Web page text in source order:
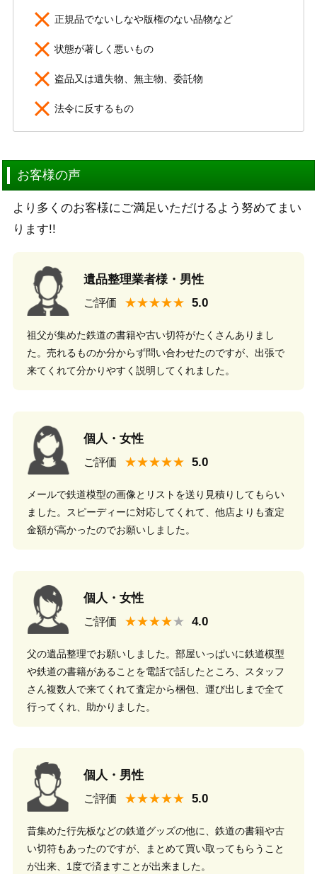
正規品でないしなや版権のない品物など
状態が著しく悪いもの
盗品又は遺失物、無主物、委託物
法令に反するもの
お客様の声
より多くのお客様にご満足いただけるよう努めてまい
ります!!
遺品整理業者様・男性
ご評価 ★★★★★
祖父が集めた鉄道の書籍や古い切符がたくさんありまし
た。売れるものか分からず問い合わせたのですが、出張で
来てくれて分かりやすく説明してくれました。
個人・女性
ご評価 ★★★★★
メールで鉄道模型の画像とリストを送り見積りしてもらい
ました。スピーディーに対応してくれて、他店よりも査定
金額が高かったのでお願いしました。
個人・女性
ご評価 ★★★★
父の遺品整理でお願いしました。部屋いっぱいに鉄道模型
や鉄道の書籍があることを電話で話したところ、スタッフ
さん複数人で来てくれて査定から梱包、運び出しまで全て
行ってくれ、助かりました。
個人・男性
ご評価 ★★★★★
昔集めた行先板などの鉄道グッズの他に、鉄道の書籍や古
い切符もあったのですが、まとめて買い取ってもらうこと
が出来、1度で済ますことが出来ました。